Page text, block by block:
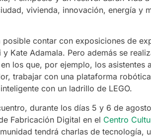
vivienda, innovación, energía y
posible contar con exposiciones de
y Kate Adamala. Pero además se
los que, por ejemplo, los
trabajar con una plataforma
con un ladrillo de LEGO.
durante los días 5 y 6 de
Fabricación Digital en el Centro
tendrá charlas de tecnología,